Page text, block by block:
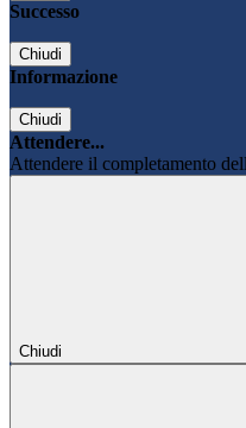
Successo
Chiudi
Informazione
Chiudi
Attendere...
Attendere il completamento
Chiudi